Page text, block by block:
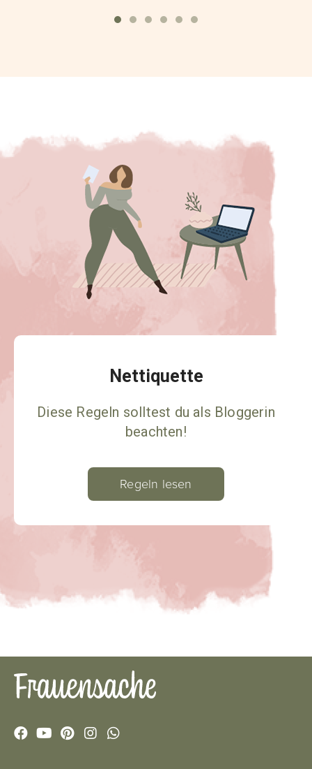
Nettiquette
Diese Regeln solltest du als Bloggerin
beachten!
Regeln lesen